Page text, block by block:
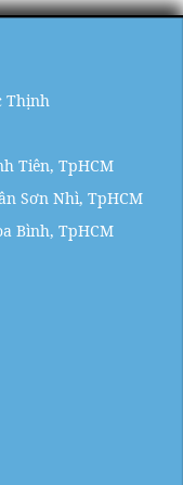
Thịnh
Tiên, TpHCM
Sơn Nhì, TpHCM
Bình, TpHCM